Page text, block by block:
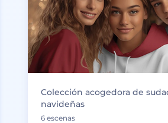
Colección acogedora de
navideñas
6 escenas